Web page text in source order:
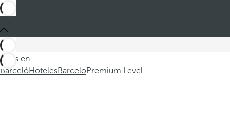
Estás en
BarcelóHotelesBarceloPremium Level